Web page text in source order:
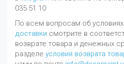
035 51 10
По всем вопросам об условиях
доставки смотрите в
возврате товара и денежных
разделе условия возврата